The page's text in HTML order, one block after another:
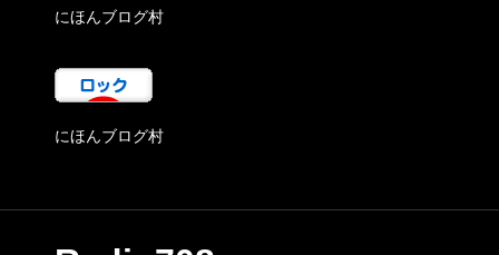
にほんブログ村
にほんブログ村